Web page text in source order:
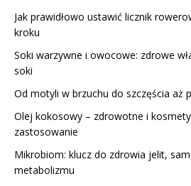
Jak prawidłowo ustawić licznik
kroku
Soki warzywne i owocowe: zdrowe
soki
Od motyli w brzuchu do szczęścia aż
Olej kokosowy – zdrowotne i
zastosowanie
Mikrobiom: klucz do zdrowia jelit,
metabolizmu